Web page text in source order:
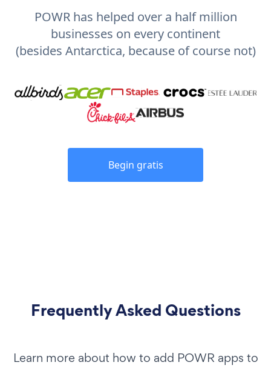
POWR has helped over a half million
businesses on every continent
(besides Antarctica, because of course not)
Begin gratis
Frequently Asked Questions
Learn more about how to add POWR apps to